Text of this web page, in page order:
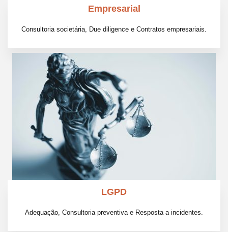
Empresarial
Consultoria societária, Due diligence e Contratos empresariais.
LGPD
Adequação, Consultoria preventiva e Resposta a incidentes.